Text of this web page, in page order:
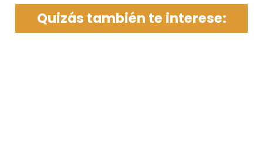
Quizás también te interese: